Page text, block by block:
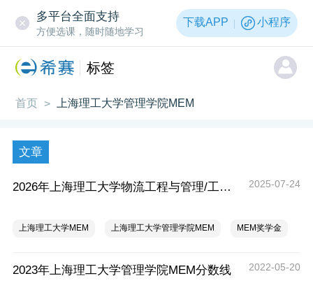
多平台全面支持
方便选课，随时随地学习
下载APP 小程序
标签
首页 > 上海理工大学管理学院MEM
文章
2026年上海理工大学物流工程与管理/工业工程与管理新生奖助学金 2025-07-24
上海理工大学MEM 上海理工大学管理学院MEM MEM奖学金
2023年上海理工大学管理学院MEM分数线 2022-05-20